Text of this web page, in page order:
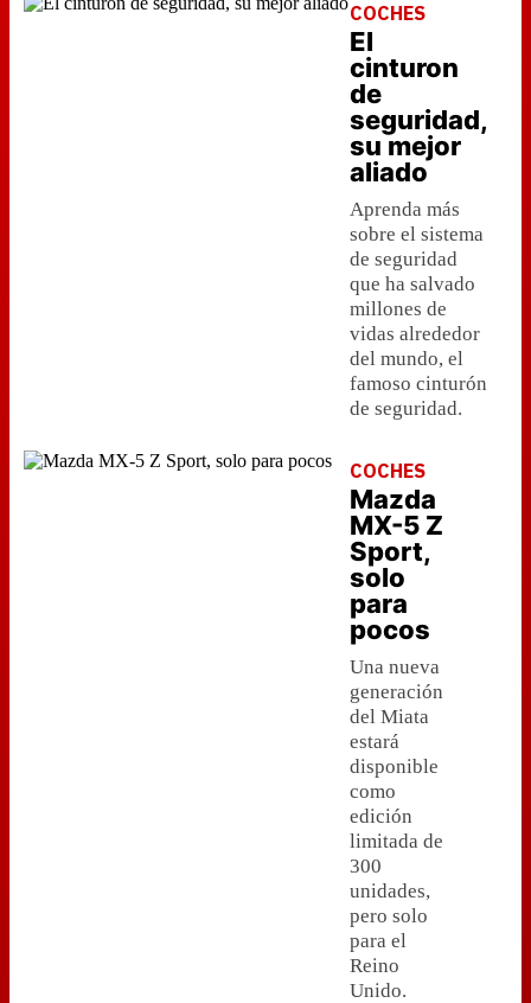
COCHES
El
cinturon
de
seguridad,
su mejor
aliado
Aprenda más
sobre el sistema
de seguridad
que ha salvado
millones de
vidas alrededor
del mundo, el
famoso cinturón
de seguridad.
COCHES
Mazda
MX-5 Z
Sport,
solo
para
pocos
Una nueva
generación
del Miata
estará
disponible
como
edición
limitada de
300
unidades,
pero solo
para el
Reino
Unido.